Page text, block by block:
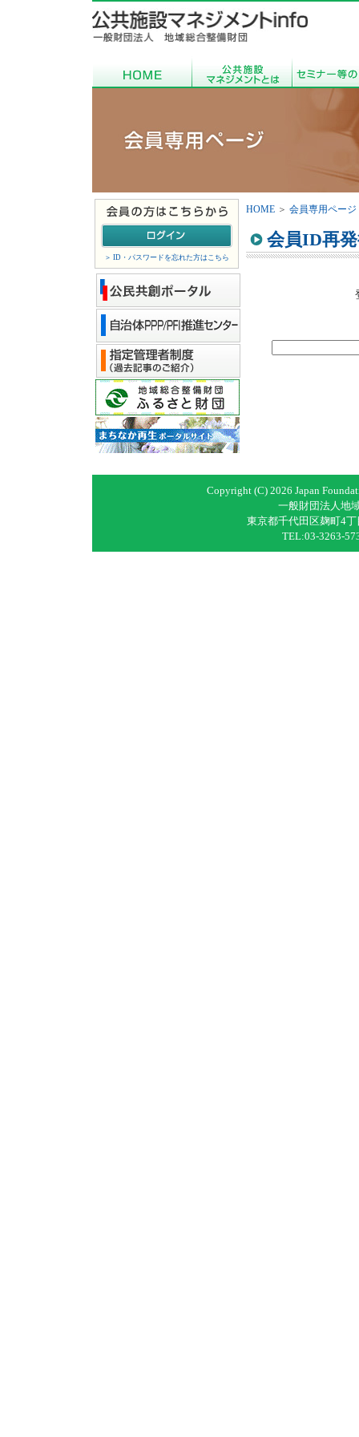
＞ ID・パスワードを忘れた方はこちら
HOME ＞ 会員専用ページ
会員ID再
Copyright (C) 2026 Japan
一般財団法人地
東京都千代田区麹町4
TEL:03-3263-